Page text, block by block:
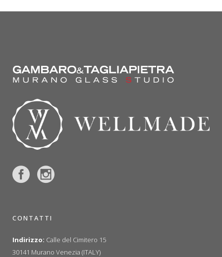
CONTATTI
Indirizzo: Calle del Cimitero 15
30141 Murano Venezia (ITALY)